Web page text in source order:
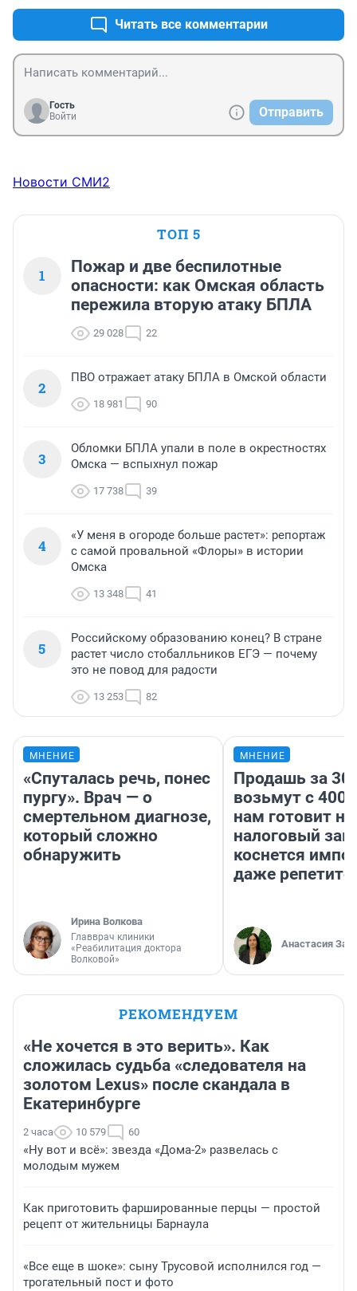
Читать все комментарии
Гость
Войти
Отправить
Новости СМИ2
ТОП 5
1
Пожар и две беспилотные
опасности: как Омская область
пережила вторую атаку БПЛА
29 028 22
2
ПВО отражает атаку БПЛА в Омской области
18 981 90
3
Обломки БПЛА упали в поле в окрестностях
Омска — вспыхнул пожар
17 738 39
4
«У меня в огороде больше растет»: репортаж
с самой провальной «Флоры» в истории
Омска
13 348 41
5
Российскому образованию конец? В стране
растет число стобалльников ЕГЭ — почему
это не повод для радости
13 253 82
МНЕНИЕ
«Спуталась речь, понес
пургу». Врач — о
смертельном диагнозе,
который сложно
обнаружить
Ирина Волкова
Главврач клиники
«Реабилитация доктора
Волковой»
МНЕНИЕ
Продашь за
возьмут с
нам готовит
налоговый
коснется
даже
Анастасия
РЕКОМЕНДУЕМ
«Не хочется в это верить». Как
сложилась судьба «следователя на
золотом Lexus» после скандала в
Екатеринбурге
2 часа 10 579 60
«Ну вот и всё»: звезда «Дома-2» развелась с
молодым мужем
Как приготовить фаршированные перцы — простой
рецепт от жительницы Барнаула
«Все еще в шоке»: сыну Трусовой исполнился год —
трогательный пост и фото